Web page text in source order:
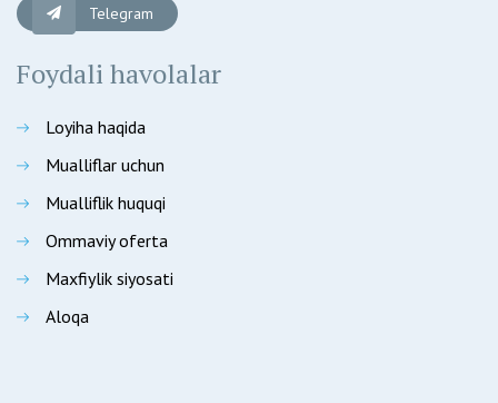
Telegram
Foydali havolalar
Loyiha haqida
Mualliflar uchun
Mualliflik huquqi
Ommaviy oferta
Maxfiylik siyosati
Aloqa